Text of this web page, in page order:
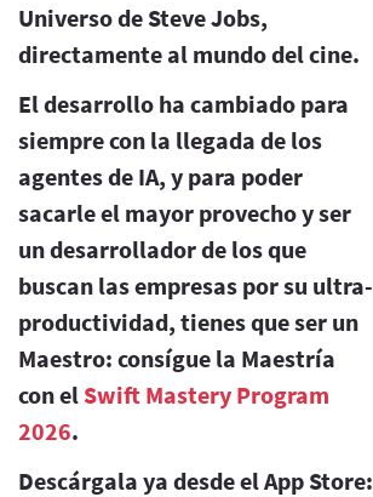
Universo de Steve Jobs,
directamente al mundo del cine.
El desarrollo ha cambiado para
siempre con la llegada de los
agentes de IA, y para poder
sacarle el mayor provecho y ser
un desarrollador de los que
buscan las empresas por su ultra-
productividad, tienes que ser un
Maestro: consígue la Maestría
con el Swift Mastery Program
2026.
Descárgala ya desde el App Store: